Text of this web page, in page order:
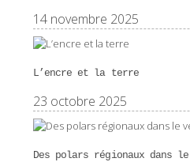
14 novembre 2025
L’encre et la terre
23 octobre 2025
Des polars régionaux dans